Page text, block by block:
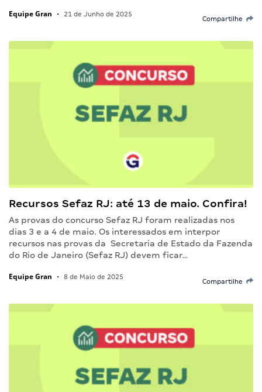
Equipe Gran • 21 de Junho de 2025
Compartilhe
Recursos Sefaz RJ: até 13 de maio. Confira!
As provas do concurso Sefaz RJ foram realizadas nos
dias 3 e a 4 de maio. Os interessados em interpor
recursos nas provas da Secretaria de Estado da Fazenda
do Rio de Janeiro (Sefaz RJ) devem ficar…
Equipe Gran • 8 de Maio de 2025
Compartilhe